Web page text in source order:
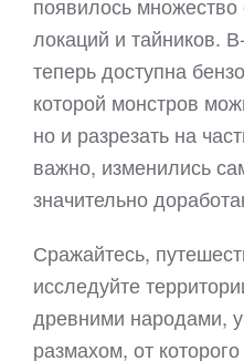
локаций и тайников.
теперь доступна
которой монстров
но и разрезать на
важно, изменились
значительно
Сражайтесь,
исследуйте
древними народами,
размахом, от